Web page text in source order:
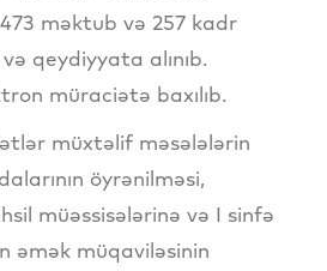
məktub və 257 kadr
qeydiyyata alınıb.
müraciətə baxılıb.
müxtəlif məsələlərin
öyrənilməsi,
müəssisələrinə və I sinfə
əmək müqaviləsinin